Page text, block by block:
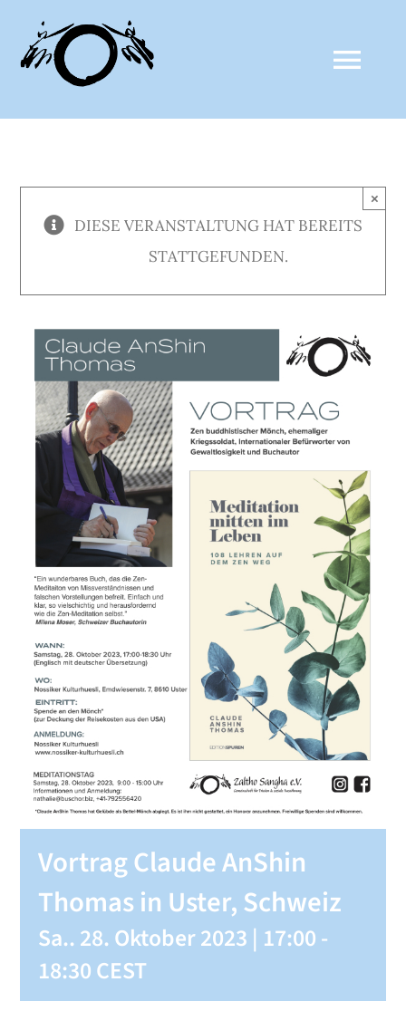
Inhalt
springen
CLAUDE ANSHIN THOMAS
MEDIEN
KALENDER
SHOP
KONTAKT
Spenden
DIESE VERANSTALTUNG HAT BEREITS
STATTGEFUNDEN.
×
Vortrag Claude AnShin
Thomas in Uster, Schweiz
Sa.. 28. Oktober 2023 | 17:00-
18:30CEST